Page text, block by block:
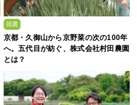
就農
京都・久御山から京野菜の次の100年
へ。五代目が紡ぐ、株式会社村田農園
とは？